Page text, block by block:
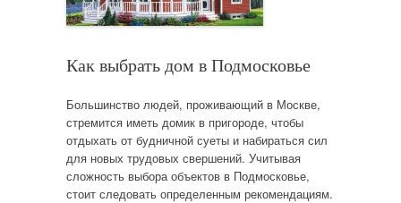
Как выбрать дом в Подмосковье
Большинство людей, проживающий в Москве,
стремится иметь домик в пригороде, чтобы
отдыхать от будничной суеты и набираться сил
для новых трудовых свершений. Учитывая
сложность выбора объектов в Подмосковье,
стоит следовать определенным рекомендациям.